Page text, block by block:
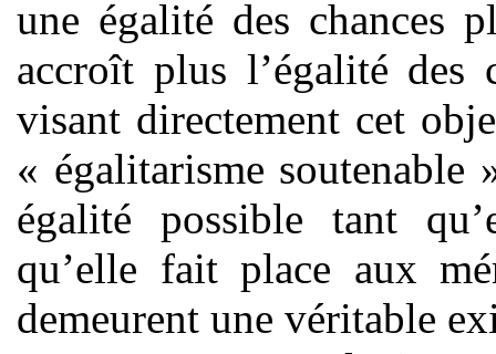
une égalité des chances
accroît plus l’égalité des
visant directement cet
« égalitarisme soutenable
égalité possible tant
qu’elle fait place aux
demeurent une véritable